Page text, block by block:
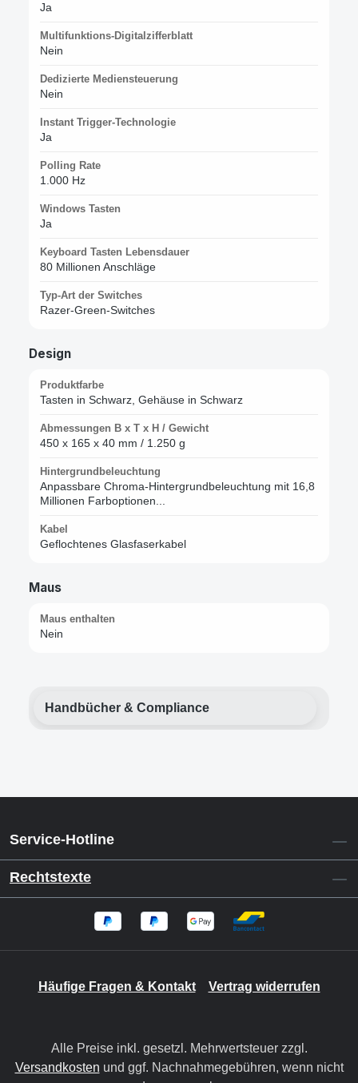
Ja
Multifunktions-Digitalzifferblatt
Nein
Dedizierte Mediensteuerung
Nein
Instant Trigger-Technologie
Ja
Polling Rate
1.000 Hz
Windows Tasten
Ja
Keyboard Tasten Lebensdauer
80 Millionen Anschläge
Typ-Art der Switches
Razer-Green-Switches
Design
Produktfarbe
Tasten in Schwarz, Gehäuse in Schwarz
Abmessungen B x T x H / Gewicht
450 x 165 x 40 mm / 1.250 g
Hintergrundbeleuchtung
Anpassbare Chroma-Hintergrundbeleuchtung mit 16,8
Millionen Farboptionen...
Kabel
Geflochtenes Glasfaserkabel
Maus
Maus enthalten
Nein
Handbücher & Compliance
Service-Hotline
Rechtstexte
Häufige Fragen & Kontakt Vertrag widerrufen
Alle Preise inkl. gesetzl. Mehrwertsteuer zzgl.
Versandkosten und ggf. Nachnahmegebühren, wenn nicht